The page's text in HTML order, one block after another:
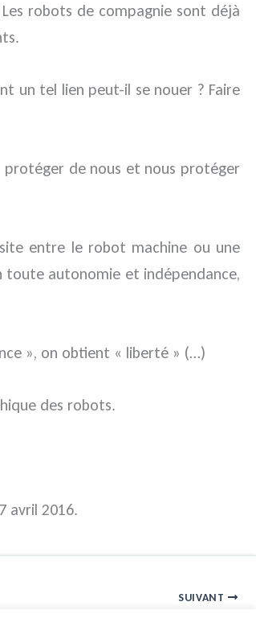
robots de compagnie sont déjà
un tel lien peut-il se nouer ? Faire
protéger de nous et nous protéger
entre le robot machine ou une
toute autonomie et indépendance,
», on obtient « liberté » (…)
des robots.
avril 2016.
SUIVANT